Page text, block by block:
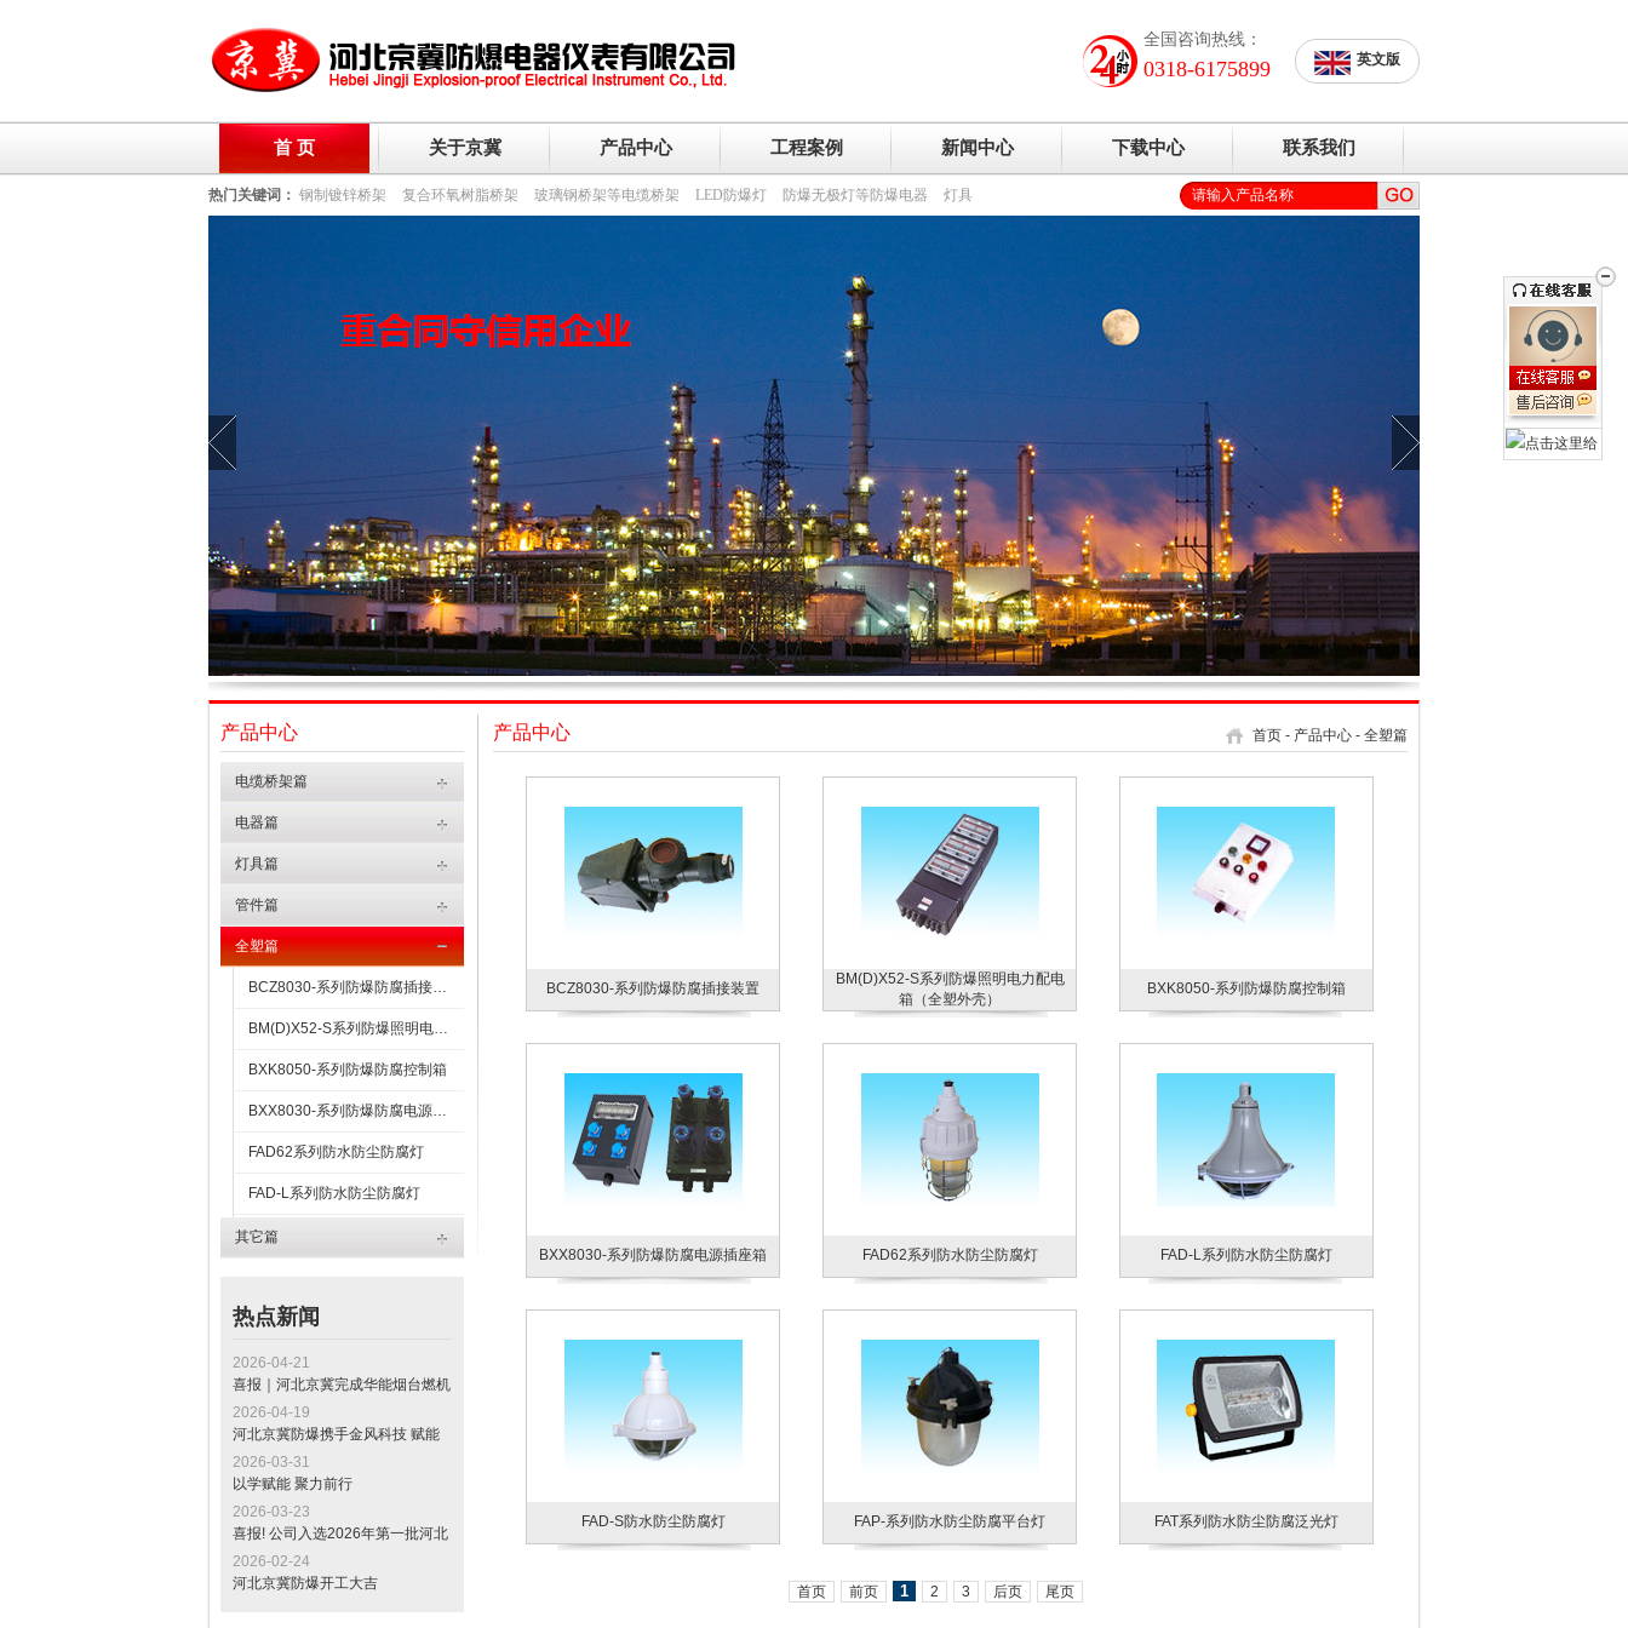
英文版
全国咨询热线：
0318-6175899
首 页 关于京冀 产品中心 工程案例 新闻中心 下载中心 联系我们
热门关键词： 钢制镀锌桥架 复合环氧树脂桥架 玻璃钢桥架等电缆桥架 LED防爆灯 防爆无极灯等防爆电器 灯具
产品中心
电缆桥架篇
电器篇
灯具篇
管件篇
全塑篇
BCZ8030-系列防爆防腐插接装置
BM(D)X52-S系列防爆照明电力配电箱（全塑外壳）
BXK8050-系列防爆防腐控制箱
BXX8030-系列防爆防腐电源插座箱
FAD62系列防水防尘防腐灯
FAD-L系列防水防尘防腐灯
FAD-S防水防尘防腐灯
其它篇
热点新闻
2026-04-21
喜报｜河北京冀完成华能烟台燃机
发电项目电缆桥架交付，助力山东
“十四五” 重点工程建设
2026-04-19
河北京冀防爆携手金风科技 赋能
全球最大绿色甲醇项目标杆工程
2026-03-31
以学赋能 聚力前行
2026-03-23
喜报! 公司入选2026年第一批河北
省专精特新中小企业公示名单
2026-02-24
河北京冀防爆开工大吉
产品中心 首页 - 产品中心 - 全塑篇
BCZ8030-系列防爆防腐插接装置
BM(D)X52-S系列防爆照明电力配电
箱（全塑外壳）
BXK8050-系列防爆防腐控制箱
BXX8030-系列防爆防腐电源插座箱 FAD62系列防水防尘防腐灯 FAD-L系列防水防尘防腐灯
FAD-S防水防尘防腐灯 FAP-系列防水防尘防腐平台灯 FAT系列防水防尘防腐泛光灯
首页 前页 1 2 3 后页 尾页